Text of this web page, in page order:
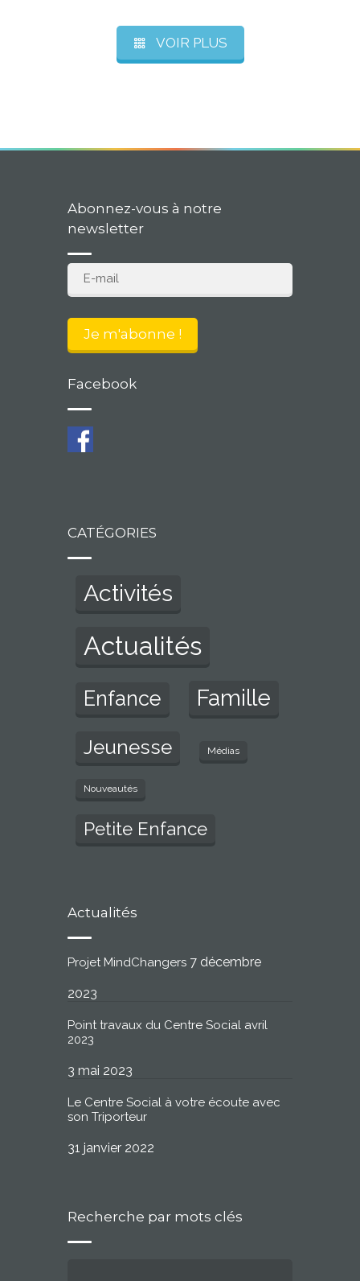
VOIR PLUS
Abonnez-vous à notre
newsletter
Facebook
CATÉGORIES
Activités
Actualités
Enfance Famille
Jeunesse Médias
Nouveautés
Petite Enfance
Actualités
Projet MindChangers 7 décembre
2023
Point travaux du Centre Social avril
2023
3 mai 2023
Le Centre Social à votre écoute avec
son Triporteur
31 janvier 2022
Recherche par mots clés